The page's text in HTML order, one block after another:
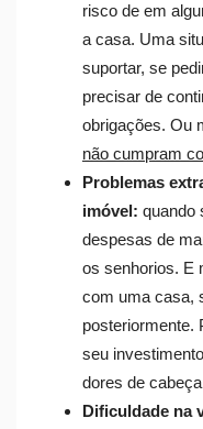
risco de em
a casa. Uma
suportar, se
precisar de
obrigações. Ou
não cumpram
Problemas
imóvel: quando
despesas de
os senhorios. E
com uma casa,
posteriormente.
seu
dores de
Dificuldade na